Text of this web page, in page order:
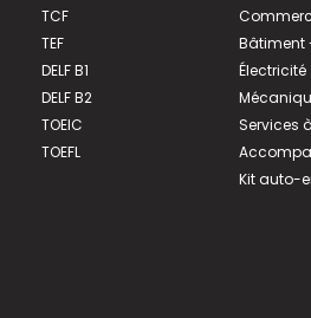
TCF
TEF
DELF B1
DELF B2
TOEIC
TOEFL
Bâtiment
Électricité
Services
Kit auto-